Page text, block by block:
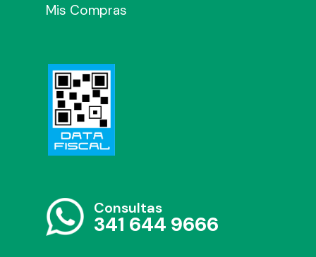
Mis Compras
Consultas
341 644 9666